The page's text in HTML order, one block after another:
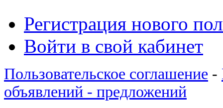
Регистрация нового
Войти в свой кабинет
Пользовательское соглашение -
объявлений - предложений